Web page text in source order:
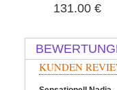
131.00 €
KUNDEN